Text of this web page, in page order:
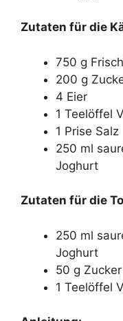
Zutaten für die
750 g
200 g
4 Eier
1 Teelöffel
1 Prise Salz
250 ml
Joghurt
Zutaten für die
250 ml
Joghurt
50 g Zucker
1 Teelöffel